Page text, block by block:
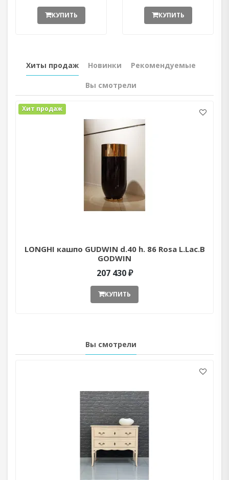
КУПИТЬ КУПИТЬ
Хиты продаж Новинки Рекомендуемые
Вы смотрели
Хит продаж
LONGHI кашпо GUDWIN d.40 h. 86 Rosa L.Lac.B
GODWIN
207 430 ₽
КУПИТЬ
Вы смотрели